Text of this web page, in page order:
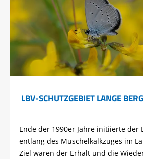
LBV-SCHUTZGEBIET LANGE
Ende der 1990er Jahre initiierte der
entlang des Muschelkalkzuges im
Ziel waren der Erhalt und die